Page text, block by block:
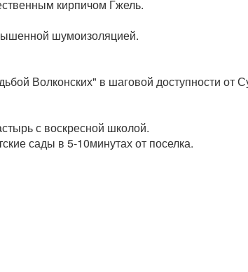
кирпичом Гжель.
шумоизоляцией.
Волконских" в шаговой доступности от
с воскресной школой.
сады в 5-10минутах от поселка.